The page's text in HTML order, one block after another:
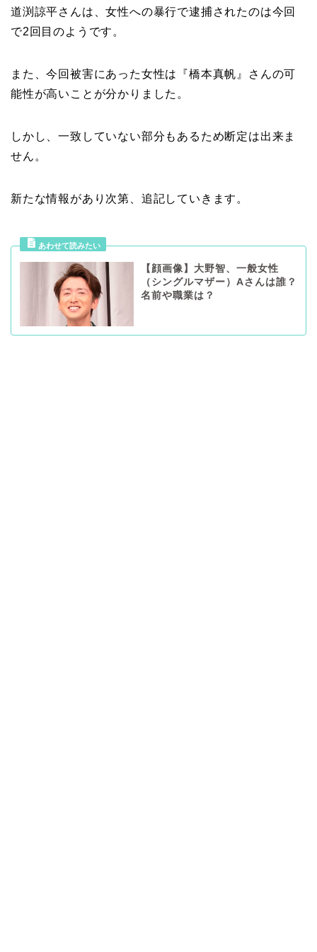
道渕諒平さんは、女性への暴行で逮捕されたのは今回
で2回目のようです。
また、今回被害にあった女性は『橋本真帆』さんの可
能性が高いことが分かりました。
しかし、一致していない部分もあるため断定は出来ま
せん。
新たな情報があり次第、追記していきます。
【顔画像】大野智、一般女性
（シングルマザー）Aさんは誰？
名前や職業は？